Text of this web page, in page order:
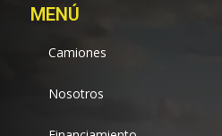
MENÚ
Camiones
Nosotros